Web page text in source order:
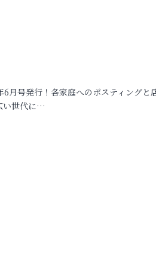
6月号発行！各家庭へのポスティングと
い世代に…